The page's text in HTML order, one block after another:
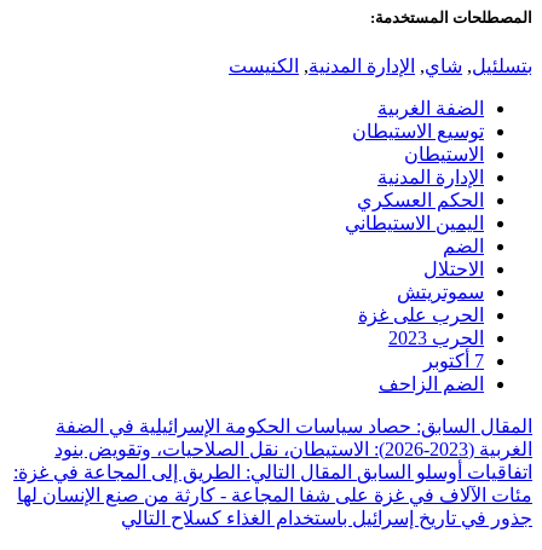
المصطلحات المستخدمة:
بتسلئيل, شاي, الإدارة المدنية, الكنيست
الضفة الغربية
توسيع الاستيطان
الاستيطان
الإدارة المدنية
الحكم العسكري
اليمين الاستيطاني
الضم
الاحتلال
سموتريتش
الحرب على غزة
الحرب 2023
7 أكتوبر
الضم الزاحف
المقال السابق: حصاد سياسات الحكومة الإسرائيلية في الضفة
الغربية (2023-2026): الاستيطان، نقل الصلاحيات، وتقويض بنود
اتفاقيات أوسلو السابق المقال التالي: الطريق إلى المجاعة في غزة:
مئات الآلاف في غزة على شفا المجاعة - كارثة من صنع الإنسان لها
جذور في تاريخ إسرائيل باستخدام الغذاء كسلاح التالي